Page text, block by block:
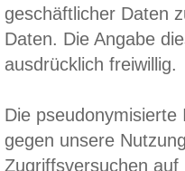
geschäftlicher Daten
Daten. Die Angabe
ausdrücklich freiwillig.
Die
gegen unsere
Zugriffsversuchen